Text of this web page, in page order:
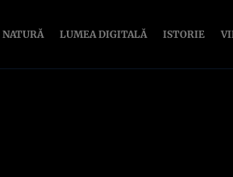
NATURĂ LUMEA DIGITALĂ ISTORIE